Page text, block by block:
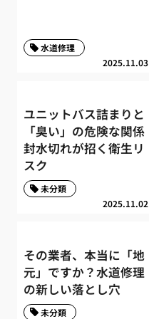
2025.11.03
水道修理
ユニットバス詰まりと
「臭い」の危険な関係
封水切れが招く衛生リ
スク
2025.11.02
未分類
その業者、本当に「地
元」ですか？水道修理
の新しい落とし穴
未分類